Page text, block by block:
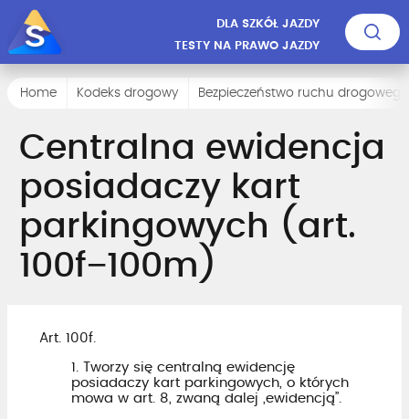
DLA SZKÓŁ JAZDY
TESTY NA PRAWO JAZDY
Home Kodeks drogowy Bezpieczeństwo ruchu drogowego
Centralna ewidencja
posiadaczy kart
parkingowych (art.
100f−100m)
Art. 100f.
1. Tworzy się centralną ewidencję
posiadaczy kart parkingowych, o których
mowa w art. 8, zwaną dalej „ewidencją”.